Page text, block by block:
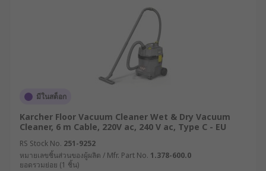
มีในสต็อก
Karcher Floor Vacuum Cleaner Wet & Dry Vacuum
Cleaner, 6 m Cable, 220V ac, 240 V ac, Type C - EU
RS Stock No. 251-9252
หมายเลขชิ้นส่วนของผู้ผลิต / Mfr. Part No. 1.378-600.0
ยอดรวมย่อย (1 ชิ้น)